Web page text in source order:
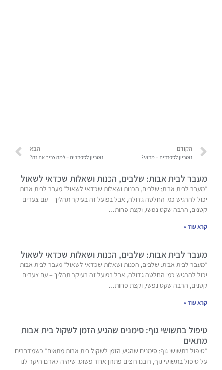
הקודם
נוטריון לספרדית – מדוע?
הבא
נוטריון לספרדית – למה צריך את זה?
מעבר לבית אבות: שלבים, הכנות ושאלות שכדאי לשאול
״מעבר לבית אבות: שלבים, הכנות ושאלות שכדאי לשאול״ מעבר לבית אבות
יכול להרגיש כמו החלטה גדולה, אבל בפועל זה בעיקר תהליך – עם צעדים
קטנים, הרבה שקט נפשי, וקצת פחות…
קרא עוד »
מעבר לבית אבות: שלבים, הכנות ושאלות שכדאי לשאול
״מעבר לבית אבות: שלבים, הכנות ושאלות שכדאי לשאול״ מעבר לבית אבות
יכול להרגיש כמו החלטה גדולה, אבל בפועל זה בעיקר תהליך – עם צעדים
קטנים, הרבה שקט נפשי, וקצת פחות…
קרא עוד »
טיפול בתשושי גוף: סימנים שהגיע הזמן לשקול בית אבות
מתאים
״טיפול בתשושי גוף: סימנים שהגיע הזמן לשקול בית אבות מתאים״ כשמדברים
על טיפול בתשושי גוף, רובנו רוצים פתרון אחד פשוט: שיהיה לאדם היקר לנו